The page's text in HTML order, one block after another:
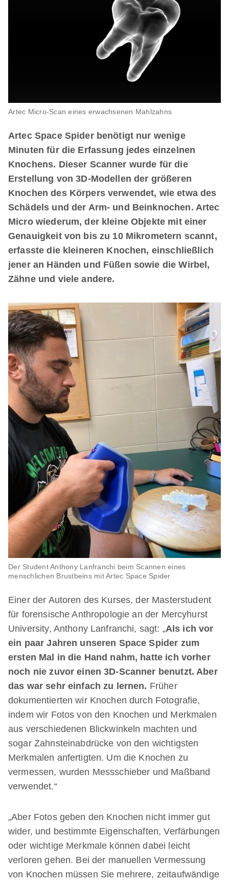
Artec Micro-Scan eines erwachsenen Mahlzahns
Artec Space Spider benötigt nur wenige
Minuten für die Erfassung jedes einzelnen
Knochens. Dieser Scanner wurde für die
Erstellung von 3D-Modellen der größeren
Knochen des Körpers verwendet, wie etwa des
Schädels und der Arm- und Beinknochen. Artec
Micro wiederum, der kleine Objekte mit einer
Genauigkeit von bis zu 10 Mikrometern scannt,
erfasste die kleineren Knochen, einschließlich
jener an Händen und Füßen sowie die Wirbel,
Zähne und viele andere.
Der Student Anthony Lanfranchi beim Scannen eines
menschlichen Brustbeins mit Artec Space Spider
Einer der Autoren des Kurses, der Masterstudent
für forensische Anthropologie an der Mercyhurst
University, Anthony Lanfranchi, sagt: „Als ich vor
ein paar Jahren unseren Space Spider zum
ersten Mal in die Hand nahm, hatte ich vorher
noch nie zuvor einen 3D-Scanner benutzt. Aber
das war sehr einfach zu lernen. Früher
dokumentierten wir Knochen durch Fotografie,
indem wir Fotos von den Knochen und Merkmalen
aus verschiedenen Blickwinkeln machten und
sogar Zahnsteinabdrücke von den wichtigsten
Merkmalen anfertigten. Um die Knochen zu
vermessen, wurden Messschieber und Maßband
verwendet.“
„Aber Fotos geben den Knochen nicht immer gut
wider, und bestimmte Eigenschaften, Verfärbungen
oder wichtige Merkmale können dabei leicht
verloren gehen. Bei der manuellen Vermessung
von Knochen müssen Sie mehrere, zeitaufwändige